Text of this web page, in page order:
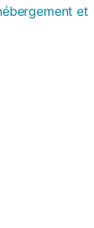
et